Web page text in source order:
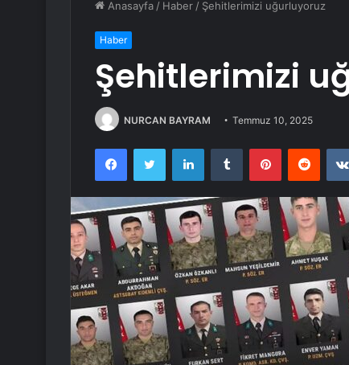
Anasayfa / Haber / Şehitlerimizi uğurluyoruz
Haber
Şehitlerimizi
NURCAN BAYRAM Temmuz 10, 2025
FacebookTwitter LinkedInTumblr Pinterest